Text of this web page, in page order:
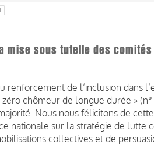
mise sous tutelle des
renforcement de l’inclusion dans
chômeur de longue durée »
Nous nous félicitons de
nationale sur la stratégie de lutte
collectives et de